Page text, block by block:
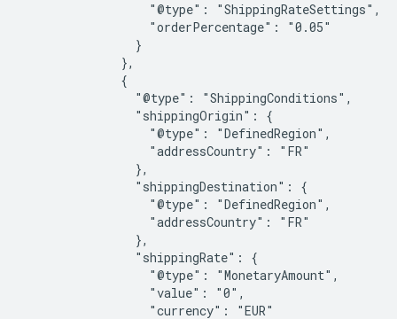
                  "@type": "ShippingRateSettings",
                  "orderPercentage": "0.05"
                }
              },
              {
                "@type": "ShippingConditions",
                "shippingOrigin": {
                  "@type": "DefinedRegion",
                  "addressCountry": "FR"
                },
                "shippingDestination": {
                  "@type": "DefinedRegion",
                  "addressCountry": "FR"
                },
                "shippingRate": {
                  "@type": "MonetaryAmount",
                  "value": "0",
                  "currency": "EUR"